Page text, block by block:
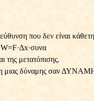
που δεν είναι
W=F·Δx·συνα
της μετατόπισης.
μιας δύναμης σαν